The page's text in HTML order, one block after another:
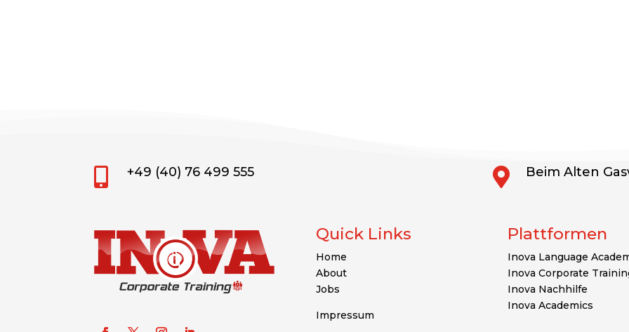
 +49 (40) 76 499 555  Beim Alten
Quick Links
Home
About
Jobs
Impressum
Plattformen
Inova Language
Inova Corporate
Inova Nachhilfe
Inova Academics